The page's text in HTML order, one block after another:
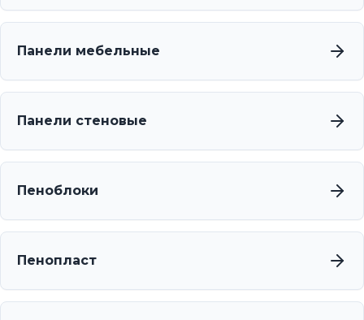
Панели мебельные
Панели стеновые
Пеноблоки
Пенопласт